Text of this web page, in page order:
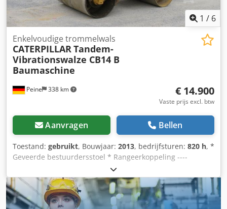
1 / 6
Peine 338 km
Enkelvoudige trommelwals
CATERPILLARTandem-
Vibrationswalze CB14 B
Baumaschine
€ 14.900
Vaste prijs excl. btw
Aanvragen Bellen
Toestand: gebruikt, Bouwjaar: 2013, bedrijfsturen: 820 h, *
Geveerde bestuurdersstoel * Rangeerkoppeling ----
Opbouw: Motor: Kohler 3-cilinder diesel, 16,8 kW,
Hydrostatische aandrijving, Bandbreedte 900 mm,
Neerklapbare rolbeugel Verkoop uitsluitend aan bedrijven.
BIJ EXPORT IS ALLEEN DE NETTOPRIJS VAN TOEPASSING!!!!!